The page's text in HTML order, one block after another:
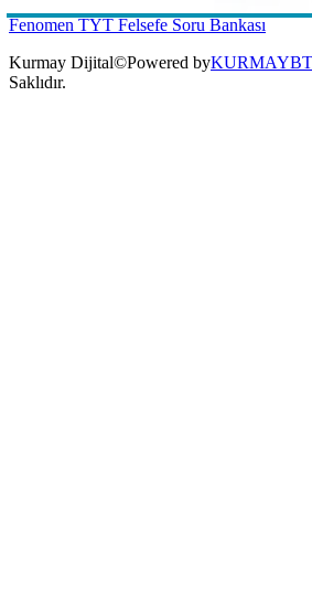
Kurmay Dijital©Powered byKURMAYBT
Saklıdır.